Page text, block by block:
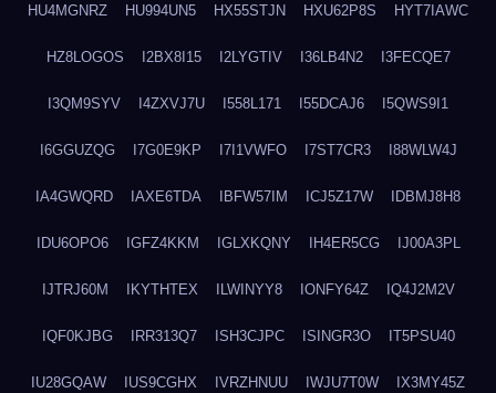
HU4MGNRZ HU994UN5 HX55STJN HXU62P8S HYT7IAWC
HZ8LOGOS I2BX8I15 I2LYGTIV I36LB4N2 I3FECQE7
I3QM9SYV I4ZXVJ7U I558L171 I55DCAJ6 I5QWS9I1
I6GGUZQG I7G0E9KP I7I1VWFO I7ST7CR3 I88WLW4J
IA4GWQRD IAXE6TDA IBFW57IM ICJ5Z17W IDBMJ8H8
IDU6OPO6 IGFZ4KKM IGLXKQNY IH4ER5CG IJ00A3PL
IJTRJ60M IKYTHTEX ILWINYY8 IONFY64Z IQ4J2M2V
IQF0KJBG IRR313Q7 ISH3CJPC ISINGR3O IT5PSU40
IU28GQAW IUS9CGHX IVRZHNUU IWJU7T0W IX3MY45Z